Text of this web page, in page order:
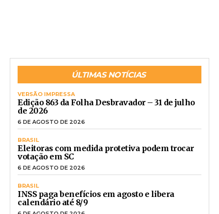
ÚLTIMAS NOTÍCIAS
VERSÃO IMPRESSA
Edição 863 da Folha Desbravador – 31 de julho
de 2026
6 DE AGOSTO DE 2026
BRASIL
Eleitoras com medida protetiva podem trocar
votação em SC
6 DE AGOSTO DE 2026
BRASIL
INSS paga benefícios em agosto e libera
calendário até 8/9